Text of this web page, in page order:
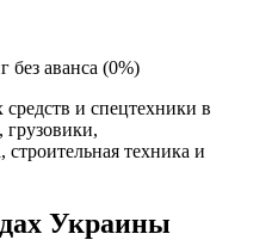
без аванса (0%)
и спецтехники в
грузовики,
строительная техника и
Украины